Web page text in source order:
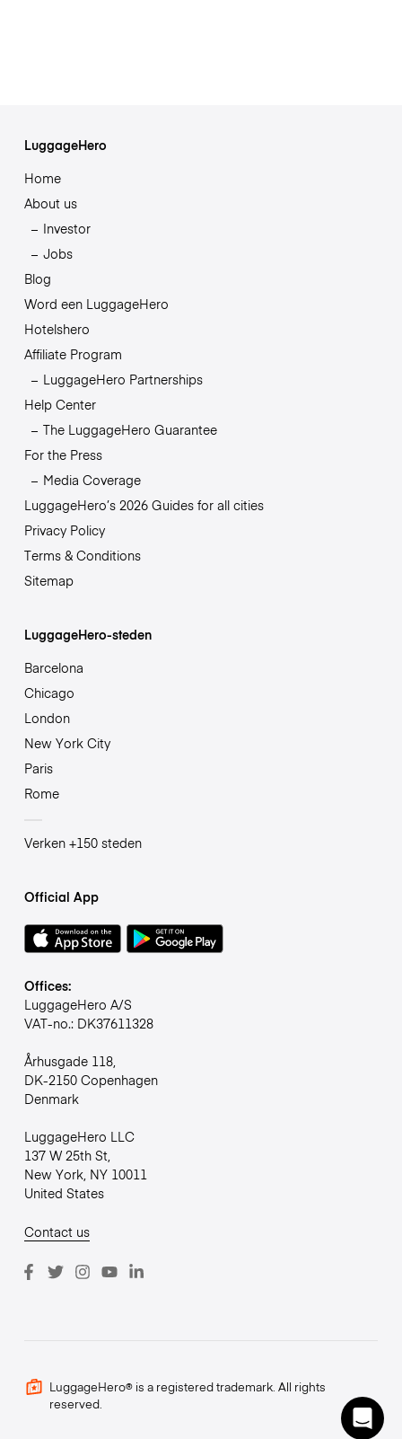
LuggageHero
Home
About us
Investor
Jobs
Blog
Word een LuggageHero
Hotelshero
Affiliate Program
LuggageHero Partnerships
Help Center
The LuggageHero Guarantee
For the Press
Media Coverage
LuggageHero’s 2026 Guides for all cities
Privacy Policy
Terms & Conditions
Sitemap
LuggageHero-steden
Barcelona
Chicago
London
New York City
Paris
Rome
Verken +150 steden
Official App
Offices:
LuggageHero A/S
VAT-no.: DK37611328
Århusgade 118,
DK-2150 Copenhagen
Denmark
LuggageHero LLC
137 W 25th St,
New York, NY 10011
United States
Contact us
LuggageHero® is a registered trademark. All rights
reserved.